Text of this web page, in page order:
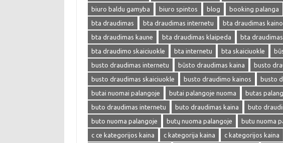
biuro baldu gamyba
biuro spintos blog booking palanga
bta draudimas
bta draudimas internetu bta draudimas
bta draudimas kaune
bta draudimas klaipeda bta
bta draudimo skaiciuokle
bta internetu bta skaiciuokle
busto draudimas internetu
būsto draudimas kaina
busto
busto draudimas skaiciuokle
busto draudimo kainos
busto
butai nuomai palangoje
butai palangoje nuoma butas
buto draudimas internetu
buto draudimas kaina buto
buto nuoma palangoje
butų nuoma palangoje butu nuoma
c ce kategorijos kaina
c kategorija kaina c kategorijos kaina